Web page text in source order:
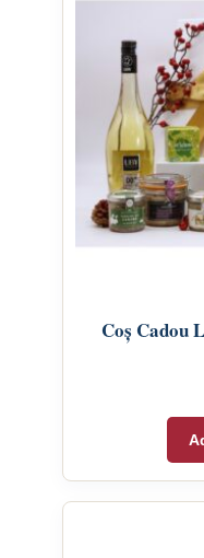
Coș Cadou